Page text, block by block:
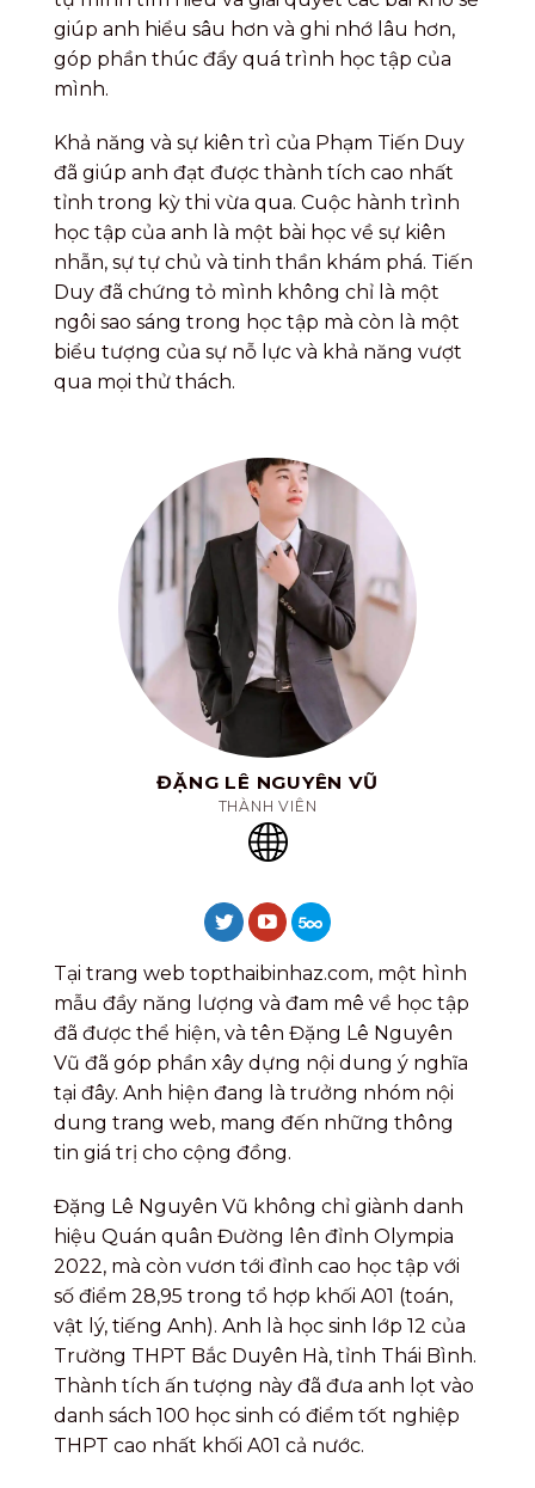
giúp anh hiểu sâu hơn và ghi nhớ lâu hơn,
góp phần thúc đẩy quá trình học tập của
mình.
Khả năng và sự kiên trì của Phạm Tiến Duy
đã giúp anh đạt được thành tích cao nhất
tỉnh trong kỳ thi vừa qua. Cuộc hành trình
học tập của anh là một bài học về sự kiên
nhẫn, sự tự chủ và tinh thần khám phá. Tiến
Duy đã chứng tỏ mình không chỉ là một
ngôi sao sáng trong học tập mà còn là một
biểu tượng của sự nỗ lực và khả năng vượt
qua mọi thử thách.
ĐẶNG LÊ NGUYÊN VŨ
THÀNH VIÊN
Tại trang web topthaibinhaz.com, một hình
mẫu đầy năng lượng và đam mê về học tập
đã được thể hiện, và tên Đặng Lê Nguyên
Vũ đã góp phần xây dựng nội dung ý nghĩa
tại đây. Anh hiện đang là trưởng nhóm nội
dung trang web, mang đến những thông
tin giá trị cho cộng đồng.
Đặng Lê Nguyên Vũ không chỉ giành danh
hiệu Quán quân Đường lên đỉnh Olympia
2022, mà còn vươn tới đỉnh cao học tập với
số điểm 28,95 trong tổ hợp khối A01 (toán,
vật lý, tiếng Anh). Anh là học sinh lớp 12 của
Trường THPT Bắc Duyên Hà, tỉnh Thái Bình.
Thành tích ấn tượng này đã đưa anh lọt vào
danh sách 100 học sinh có điểm tốt nghiệp
THPT cao nhất khối A01 cả nước.